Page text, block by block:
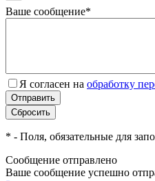
Ваше сообщение*
Я согласен на обработку
* - Поля, обязательные для
Сообщение отправлено
Ваше сообщение успешно